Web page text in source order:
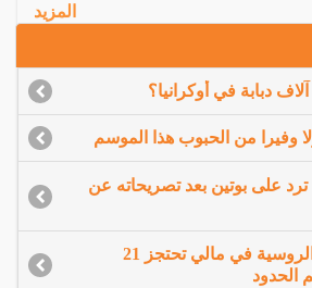
المزيد
وفيرا من الحبوب هذا الموسم
ترد على بوتين بعد تصريحاته عن
دورية تابعة لفـ اغنر الروسية في مالي تحتجز 21
الحدود